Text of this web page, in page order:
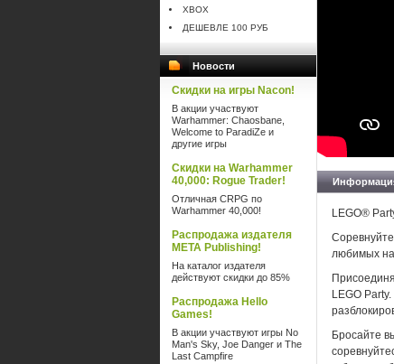
XBOX
ДЕШЕВЛЕ 100 РУБ
Новости
Скидки на игры Nacon!
В акции участвуют
Warhammer: Chaosbane,
Welcome to ParadiZe и
другие игры
Скидки на Warhammer
40,000: Rogue Trader!
Отличная CRPG по
Warhammer 40,000!
Распродажа издателя
META Publishing!
На каталог издателя
действуют скидки до 85%
Распродажа Hello
Games!
В акции участвуют игры No
Man's Sky, Joe Danger и The
Last Campfire
LEGO®
любимых
LEGO
Бросайте